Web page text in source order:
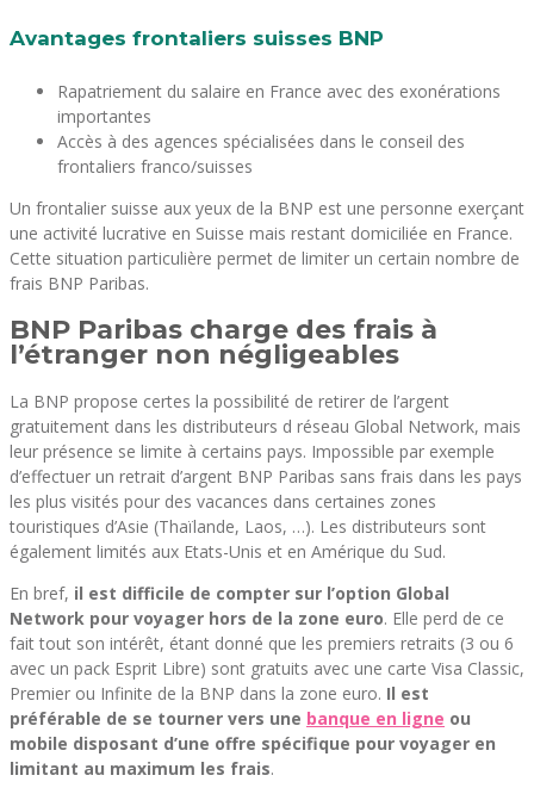
Avantages frontaliers suisses BNP
Rapatriement du salaire en France avec des exonérations
importantes
Accès à des agences spécialisées dans le conseil des
frontaliers franco/suisses
Un frontalier suisse aux yeux de la BNP est une personne exerçant
une activité lucrative en Suisse mais restant domiciliée en France.
Cette situation particulière permet de limiter un certain nombre de
frais BNP Paribas.
BNP Paribas charge des frais à
l’étranger non négligeables
La BNP propose certes la possibilité de retirer de l’argent
gratuitement dans les distributeurs d réseau Global Network, mais
leur présence se limite à certains pays. Impossible par exemple
d’effectuer un retrait d’argent BNP Paribas sans frais dans les pays
les plus visités pour des vacances dans certaines zones
touristiques d’Asie (Thaïlande, Laos, …). Les distributeurs sont
également limités aux Etats-Unis et en Amérique du Sud.
En bref, il est difficile de compter sur l’option Global
Network pour voyager hors de la zone euro. Elle perd de ce
fait tout son intérêt, étant donné que les premiers retraits (3 ou 6
avec un pack Esprit Libre) sont gratuits avec une carte Visa Classic,
Premier ou Infinite de la BNP dans la zone euro. Il est
préférable de se tourner vers une banque en ligne ou
mobile disposant d’une offre spécifique pour voyager en
limitant au maximum les frais.